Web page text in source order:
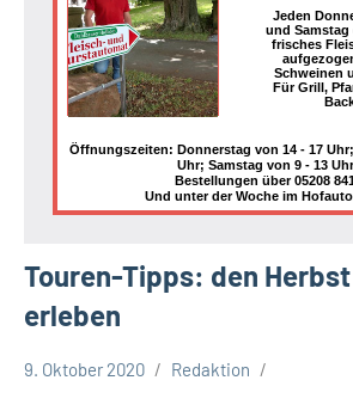
Jeden
und
frisches
Schweinen
Für Grill,
Öffnungszeiten: Donnerstag von 14 - 17
Uhr; Samstag von 9 - 13
Bestellungen über 05208
Und unter der Woche im
Touren-Tipps: den
erleben
9. Oktober 2020 Redaktion